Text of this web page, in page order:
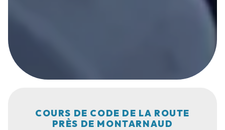
COURS DE CODE DE LA ROUTE
PRÈS DE MONTARNAUD